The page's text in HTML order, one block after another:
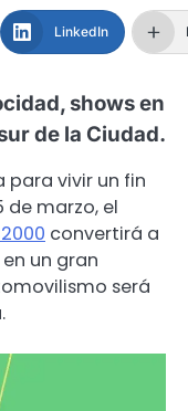
LinkedIn
shows en
de la Ciudad.
para vivir un fin
de marzo, el
convertirá a
en un gran
será